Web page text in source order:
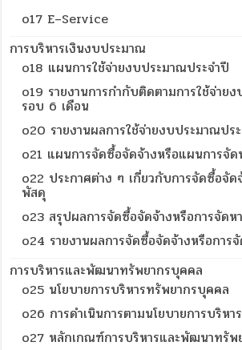
o17 E–Service
การบริหารเงินงบประมาณ
o18 แผนการใช้จ่ายงบประมาณประจำปี
o19 รายงานการกำกับติดตามการใช้จ่าย
รอบ 6 เดือน
o20 รายงานผลการใช้จ่ายงบประมาณปร
o21 แผนการจัดซื้อจัดจ้างหรือแผนการจั
o22 ประกาศต่าง ๆ เกี่ยวกับการจัดซื้อจัด
พัสดุ
o23 สรุปผลการจัดซื้อจัดจ้างหรือการจัดห
o24 รายงานผลการจัดซื้อจัดจ้างหรือการ
การบริหารและพัฒนาทรัพยากรบุคคล
o25 นโยบายการบริหารทรัพยากรบุคคล
o26 การดำเนินการตามนโยบายการบริห
o27 หลักเกณฑ์การบริหารและพัฒนาทรัพ